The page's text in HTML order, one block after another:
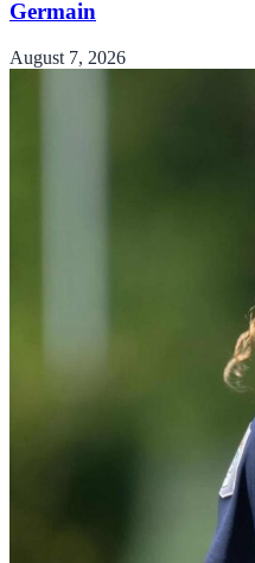
Germain
August 7, 2026